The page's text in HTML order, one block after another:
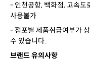
- 인천공항, 백화점, 고속도
사용불가
- 점포별 제품취급여부가
수 있습니다.
브랜드 유의사항